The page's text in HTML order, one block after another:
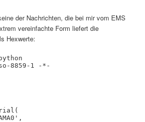
der Nachrichten, die bei mir vom EMS
vereinfachte Form liefert die
Hexwerte:
8859-1 -*-